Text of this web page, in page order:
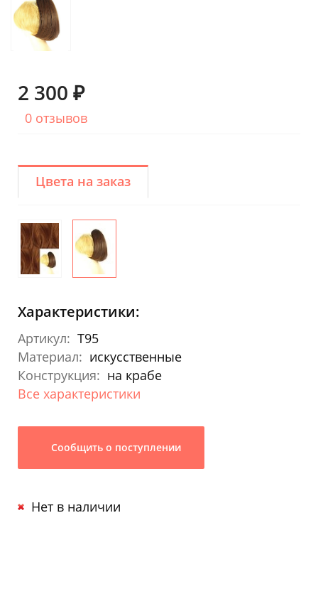
2 300 ₽
0 отзывов
Цвета на заказ
Характеристики:
Артикул: T95
Материал: искусственные
Конструкция: на крабе
Все характеристики
Сообщить о поступлении
Нет в наличии